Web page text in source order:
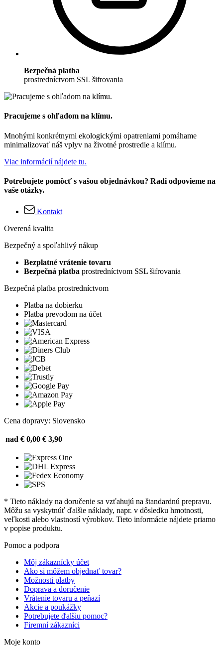
Bezpečná platba
prostredníctvom SSL šifrovania
Pracujeme s ohľadom na klímu.
Mnohými konkrétnymi ekologickými opatreniami pomáhame
minimalizovať náš vplyv na životné prostredie a klímu.
Viac informácií nájdete tu.
Potrebujete pomôcť s vašou objednávkou? Radi odpovieme na
vaše otázky.
Kontakt
Overená kvalita
Bezpečný a spoľahlivý nákup
Bezplatné vrátenie tovaru
Bezpečná platba prostredníctvom SSL šifrovania
Bezpečná platba prostredníctvom
Platba na dobierku
Platba prevodom na účet
Cena dopravy: Slovensko
nad € 0,00 € 3,90
* Tieto náklady na doručenie sa vzťahujú na štandardnú prepravu.
Môžu sa vyskytnúť ďalšie náklady, napr. v dôsledku hmotnosti,
veľkosti alebo vlastností výrobkov. Tieto informácie nájdete priamo
v popise produktu.
Pomoc a podpora
Môj zákaznícky účet
Ako si môžem objednať tovar?
Možnosti platby
Doprava a doručenie
Vrátenie tovaru a peňazí
Akcie a poukážky
Potrebujete ďalšiu pomoc?
Firemní zákazníci
Moje konto